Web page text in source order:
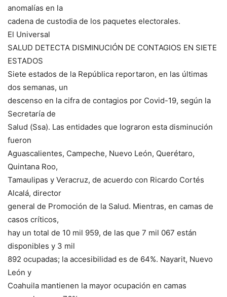
anomalías en la
cadena de custodia de los paquetes electorales.
El Universal
SALUD DETECTA DISMINUCIÓN DE CONTAGIOS EN SIETE
ESTADOS
Siete estados de la República reportaron, en las últimas
dos semanas, un
descenso en la cifra de contagios por Covid-19, según la
Secretaría de
Salud (Ssa). Las entidades que lograron esta disminución
fueron
Aguascalientes, Campeche, Nuevo León, Querétaro,
Quintana Roo,
Tamaulipas y Veracruz, de acuerdo con Ricardo Cortés
Alcalá, director
general de Promoción de la Salud. Mientras, en camas de
casos críticos,
hay un total de 10 mil 959, de las que 7 mil 067 están
disponibles y 3 mil
892 ocupadas; la accesibilidad es de 64%. Nayarit, Nuevo
León y
Coahuila mantienen la mayor ocupación en camas